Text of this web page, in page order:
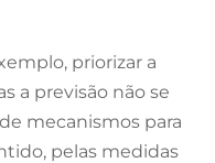
priorizar a
a previsão não se
mecanismos para
pelas medidas